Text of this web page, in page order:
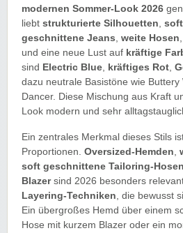
modernen Sommer-Look 2026
liebt strukturierte Silhouetten
geschnittene Jeans weite Hosen
und eine neue Lust auf kräftige
sind Electric Blue kräftiges Rot
dazu neutrale Basistöne wie
Dancer. Diese Mischung aus Kraft
Look modern und sehr
Ein zentrales Merkmal dieses Stils
Proportionen. Oversized-Hemden
soft geschnittene Tailoring-Hosen
Blazersind 2026 besonders
Layering-Techniken , die bewusst
Ein übergroßes Hemd über einem
Hose mit kurzem Blazer oder ein